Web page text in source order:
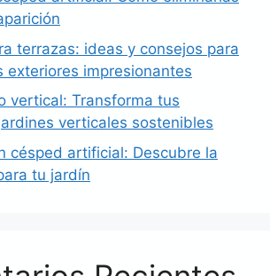
terrazas: ideas y consejos para
exteriores impresionantes
vertical: Transforma tus
verticales sostenibles
césped artificial: Descubre la
tu jardín